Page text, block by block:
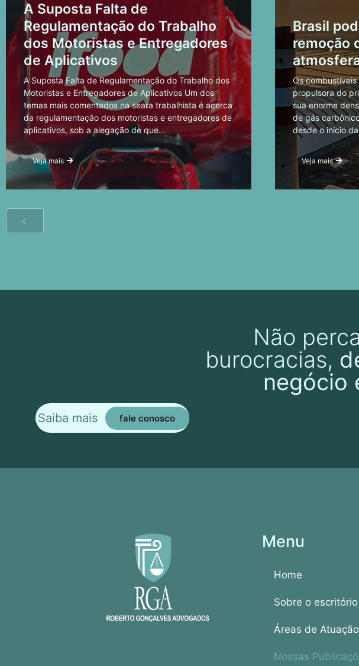
A Suposta Falta de
Regulamentação do Trabalho
dos Motoristas e Entregadores
de Aplicativos
A Suposta Falta de Regulamentação do Trabalho dos
Motoristas e Entregadores de Aplicativos Um dos
temas mais comentados na seara trabalhista é acerca
da regulamentação dos motoristas e entregadores de
aplicativos, sob a alegação de que...
Veja mais
Brasil
remoção
Os
propulsora do
sua enorme
de gás
desde o início
Veja mais
Não
burocracias,
negócio
Saiba mais fale conosco
Menu
Home
Sobre o escritório
Áreas de Atuação
Nossas